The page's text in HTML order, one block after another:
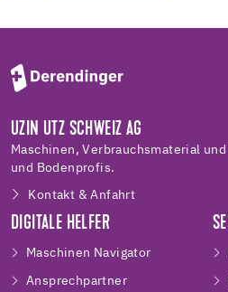
UZIN UTZ SCHWEIZ AG
Maschinen, Verbrauchsmaterial
und Bodenprofis.
Kontakt & Anfahrt
DIGITALE HELFER
Maschinen Navigator
Ansprechpartner